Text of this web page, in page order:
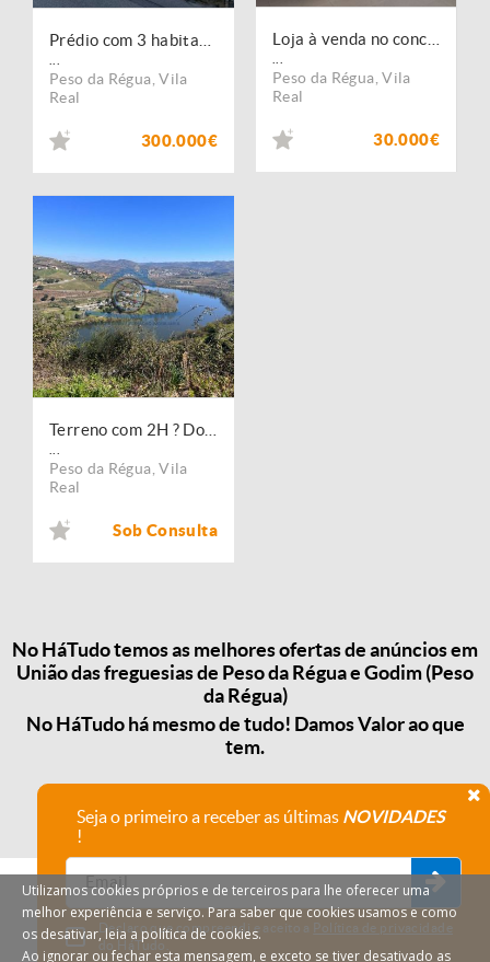
Peso da Régua ,Vila
Real
300.000€
Peso da Régua ,Vila
Real
30.000€
Peso da Régua ,Vila
Real
Sob Consulta
No HáTudo temos as melhores ofertas de anúncios em
União das freguesias de Peso da Régua e Godim (Peso
da Régua)
No HáTudo há mesmo de tudo! Damos Valor ao que
tem.
Seja o primeiro a receber as últimas NOVIDADES
!
Declaro que compreendi e aceito a Política de privacidade
do HáTudo.
Utilizamos cookies próprios e de terceiros para lhe oferecer uma
melhor experiência e serviço. Para saber que cookies usamos e como
os desativar, leia a política de cookies.
Ao ignorar ou fechar esta mensagem, e exceto se tiver desativado as